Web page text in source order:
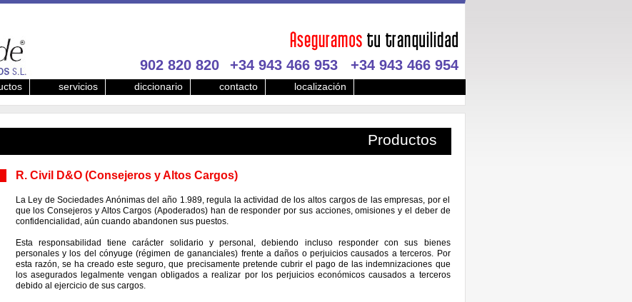
902 820 820 +34 943 466 953 +34 943 466 954
servicios diccionario contacto localización
Productos
R. Civil D&O (Consejeros y Altos Cargos)
La Ley de Sociedades Anónimas del año 1.989, regula la actividad de los altos cargos de las empresas, por el
que los Consejeros y Altos Cargos (Apoderados) han de responder por sus acciones, omisiones y el deber de
confidencialidad, aún cuando abandonen sus puestos.
Esta responsabilidad tiene carácter solidario y personal, debiendo incluso responder con sus bienes
personales y los del cónyuge (régimen de gananciales) frente a daños o perjuicios causados a terceros. Por
esta razón, se ha creado este seguro, que precisamente pretende cubrir el pago de las indemnizaciones que
los asegurados legalmente vengan obligados a realizar por los perjuicios económicos causados a terceros
debido al ejercicio de sus cargos.